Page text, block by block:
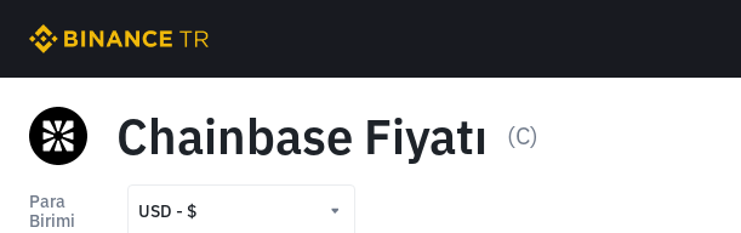
Chainbase Fiyatı (C)
Para
Birimi
USD - $